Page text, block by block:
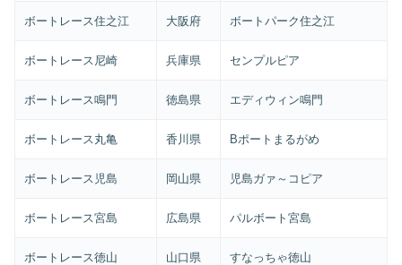
ボートレース住之江 大阪府 ボートパーク住之江
ボートレース尼崎 兵庫県 センプルピア
ボートレース鳴門 徳島県 エディウィン鳴門
ボートレース丸亀 香川県 Bポートまるがめ
ボートレース児島 岡山県 児島ガァ～コピア
ボートレース宮島 広島県 パルボート宮島
ボートレース徳山 山口県 すなっちゃ徳山